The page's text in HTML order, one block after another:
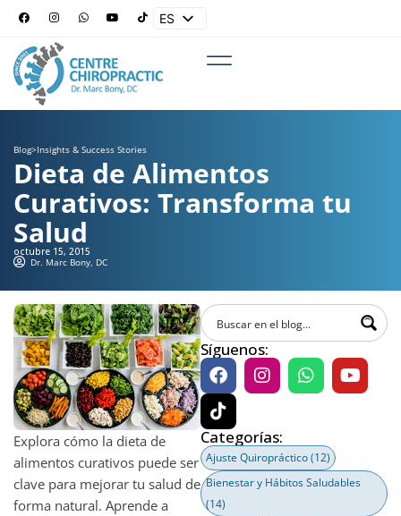
ES
Blog>Insights & Success Stories
Dieta de Alimentos
Curativos: Transforma tu
Salud
octubre 15, 2015
Dr. Marc Bony, DC
Explora cómo la dieta de
alimentos curativos puede ser
clave para mejorar tu salud de
forma natural. Aprende a
Síguenos:
Categorías:
Ajuste Quiropráctico(12)
Bienestar y Hábitos Saludables
(14)